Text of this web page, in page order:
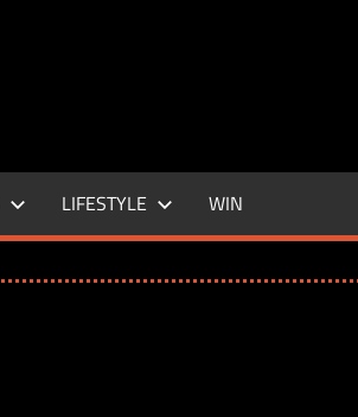
LIFESTYLE WIN